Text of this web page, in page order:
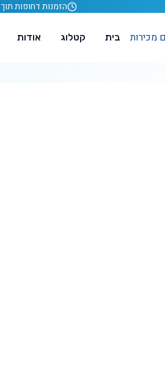
הזמנות דחופות תוך 24
בית קטלוג אודות